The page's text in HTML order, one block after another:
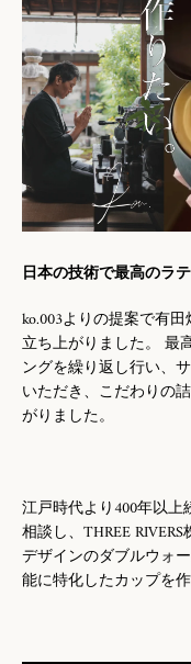
日本の技術で最高のラ
ko.003よりの提案で有
立ち上がりました。 最
ングを繰り返し行い、
いただき、こだわりの
がりました。
江戸時代より400年以
相談し、THREE
デザインのダブルウォ
能に特化したカップを作